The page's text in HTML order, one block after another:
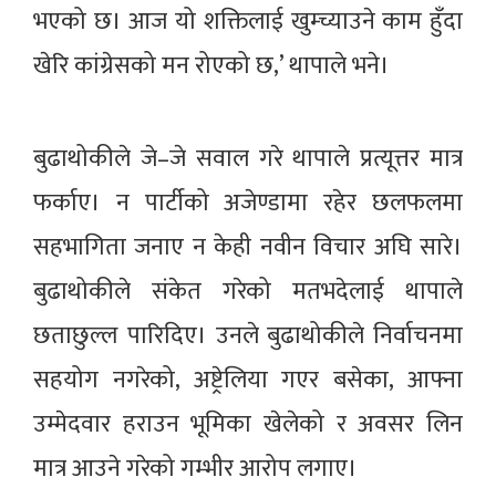
भएको छ। आज यो शक्तिलाई खुम्च्याउने काम हुँदा
खेरि कांग्रेसको मन रोएको छ,’ थापाले भने।
बुढाथोकीले जे–जे सवाल गरे थापाले प्रत्यूत्तर मात्र
फर्काए। न पार्टीको अजेण्डामा रहेर छलफलमा
सहभागिता जनाए न केही नवीन विचार अघि सारे।
बुढाथोकीले संकेत गरेको मतभदेलाई थापाले
छताछुल्ल पारिदिए। उनले बुढाथोकीले निर्वाचनमा
सहयोग नगरेको, अष्ट्रेलिया गएर बसेका, आफ्ना
उम्मेदवार हराउन भूमिका खेलेको र अवसर लिन
मात्र आउने गरेको गम्भीर आरोप लगाए।